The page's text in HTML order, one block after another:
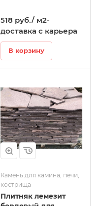
518 руб./ м2-
доставка с карьера
В корзину
Камень для камина, печи,
кострища
Плитняк лемезит